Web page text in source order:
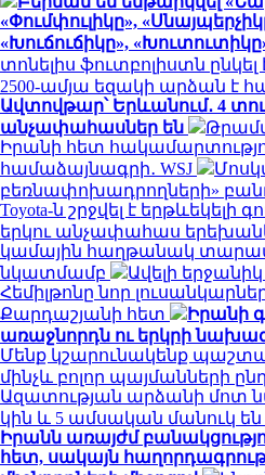
«Փումփուլիկը»,
«Խուճուճիկը»,
տոնելիս ֆուտբոլիստն ընկել
2500-ամյա եզակի արձան է
Ավտովթար՝ Երևանում․ 4
անչափահասներ են
Իրանի հետ
համաձայնագրի․ WSJ
բեռնափոխադրողների»
Toyota-ն շրջվել է երթևեկելի
երկու անչափահաս
կամային հաղթանակ տարավ
նկատմամբ
Ավելի երջանիկ
Հեմիլթոնը նոր
Քարդաշյանի հետ
Իրանի
առաջնորդն ու երկրի
Մենք կշարունակենք
մինչև բոլոր պայմանների
Ազատության արձանի մոտ
կին և 5 ամսական մանուկ են
Իրանն առայժմ
հետ, սակայն